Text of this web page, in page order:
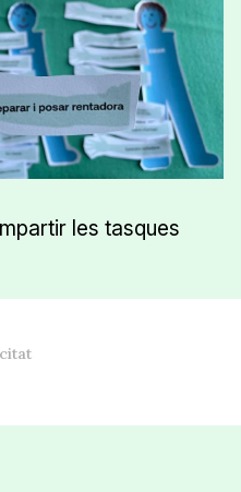
les tasques